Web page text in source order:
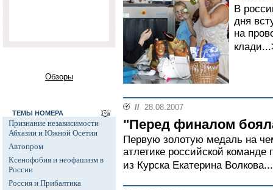
Обзоры
ТЕМЫ НОМЕРА
Признание независимости
Абхазии и Южной Осетии
Автопром
Ксенофобия и неофашизм в
России
Россия и Прибалтика
В
дня
на
клади...
// 28.08.2007
"Перед финалом
Первую золотую медаль на
атлетике российской команде
из Курска Екатерина Волкова...